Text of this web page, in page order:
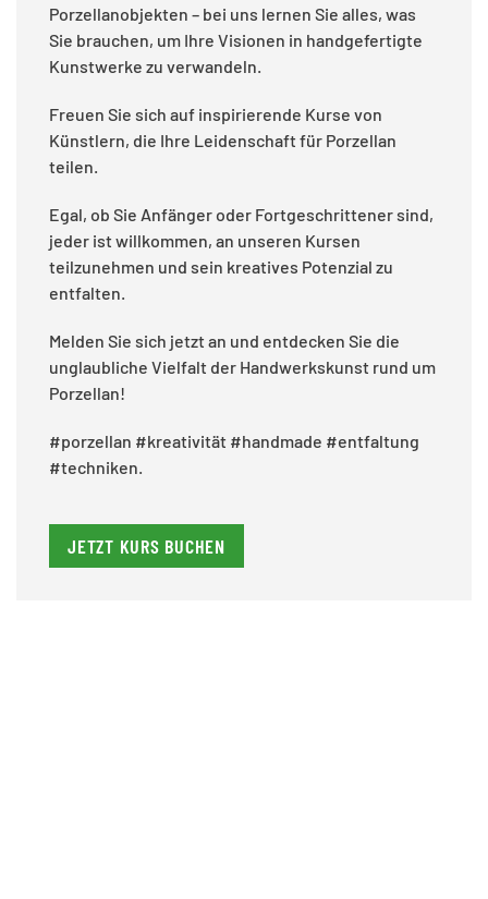
Porzellanobjekten – bei uns lernen Sie alles, was
Sie brauchen, um Ihre Visionen in handgefertigte
Kunstwerke zu verwandeln.
Freuen Sie sich auf inspirierende Kurse von
Künstlern, die Ihre Leidenschaft für Porzellan
teilen.
Egal, ob Sie Anfänger oder Fortgeschrittener sind,
jeder ist willkommen, an unseren Kursen
teilzunehmen und sein kreatives Potenzial zu
entfalten.
Melden Sie sich jetzt an und entdecken Sie die
unglaubliche Vielfalt der Handwerkskunst rund um
Porzellan!
#porzellan #kreativität #handmade #entfaltung
#techniken.
JETZT KURS BUCHEN